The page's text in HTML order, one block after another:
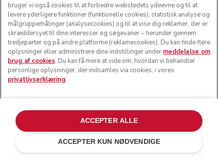
KitchenAid og køkkenmaskinens design er varemærker i
USA og andre lande.
Administrer mine cookies Privatlivserklæring
bruger vi også cookies til at forbedre webstedets ydeevne og til at
levere yderligere funktioner (funktionelle cookies), statistisk analyse og
målgruppemålinger (analysecookies) og til at vise dig reklamer, der er
skræddersyet til dine interesser og søgevaner – herunder gennem
tredjeparter og på andre platforme (reklamecookies). Du kan finde flere
oplysninger eller administrere dine indstillinger under meddelelse om
brug af cookies. Du kan få mere at vide om, hvordan vi behandler
personlige oplysninger, der indsamles via cookies, i vores
privatlivserklæring.
ACCEPTER KUN NØDVENDIGE
ACCEPTER ALLE